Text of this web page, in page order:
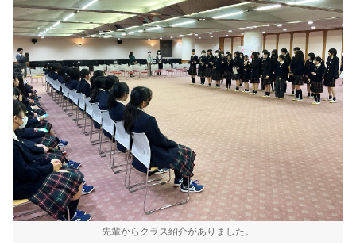
先輩からクラス紹介がありました。